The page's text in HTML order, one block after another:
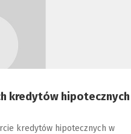
kredytów hipotecznych
kredytów hipotecznych w